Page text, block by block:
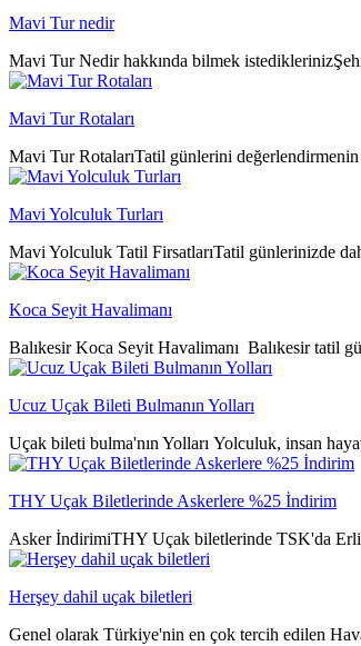
Mavi Tur nedir
Mavi Tur Nedir hakkında bilmek
Mavi Tur Rotaları
Mavi Tur RotalarıTatil günlerini değerlendirmenin
Mavi Yolculuk Turları
Mavi Yolculuk Tatil FirsatlarıTatil günlerinizde
Koca Seyit Havalimanı
Balıkesir Koca Seyit Havalimanı Balıkesir tatil
Ucuz Uçak Bileti Bulmanın Yolları
Uçak bileti bulma'nın Yolları Yolculuk, insan
THY Uçak Biletlerinde Askerlere %25 İndirim
Asker İndirimiTHY Uçak biletlerinde TSK'da
Herşey dahil uçak biletleri
Genel olarak Türkiye'nin en çok tercih edilen